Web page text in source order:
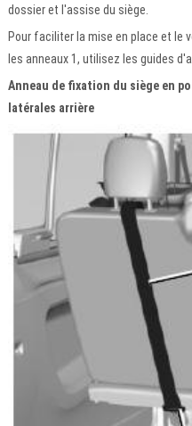
dossier et l'assise du siège.
Pour faciliter la mise en place et le
les anneaux 1, utilisez les guides
Anneau de fixation du siège en
latérales arrière